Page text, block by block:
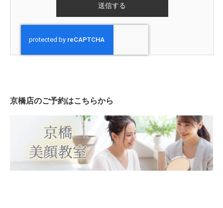
京橋店のご予約はこちらから